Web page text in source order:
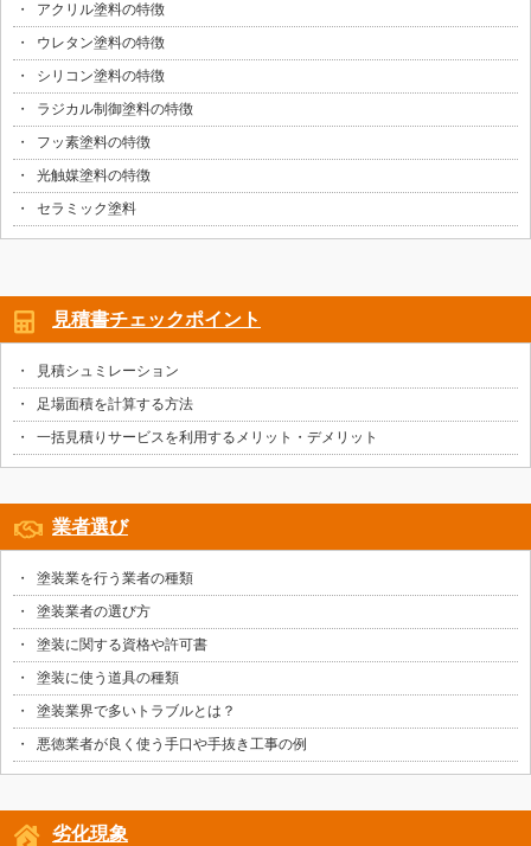
アクリル塗料の特徴
ウレタン塗料の特徴
シリコン塗料の特徴
ラジカル制御塗料の特徴
フッ素塗料の特徴
光触媒塗料の特徴
セラミック塗料
見積書チェックポイント
見積シュミレーション
足場面積を計算する方法
一括見積りサービスを利用するメリット・デメリット
業者選び
塗装業を行う業者の種類
塗装業者の選び方
塗装に関する資格や許可書
塗装に使う道具の種類
塗装業界で多いトラブルとは？
悪徳業者が良く使う手口や手抜き工事の例
劣化現象